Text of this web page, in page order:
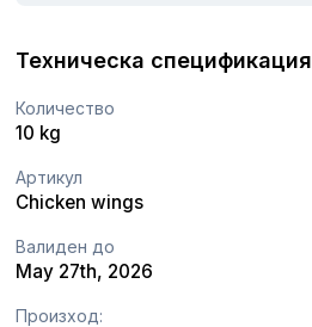
Техническа спецификация
Количество
10 kg
Артикул
Chicken wings
Валиден до
May 27th, 2026
Произход: